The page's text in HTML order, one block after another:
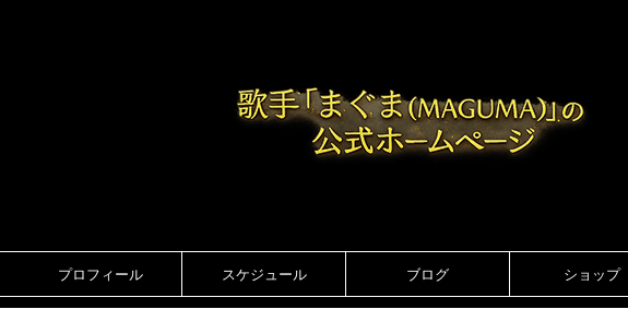
プロフィール スケジュール ブログ ショップ